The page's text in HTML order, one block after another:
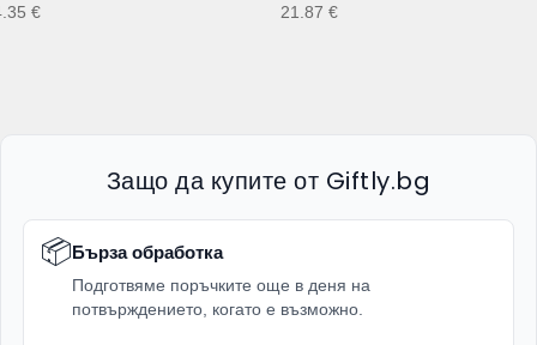
€ 21.87 €
Защо да купите от Giftly.bg
📦Бърза обработка
Подготвяме поръчките още в деня на
потвърждението, когато е възможно.